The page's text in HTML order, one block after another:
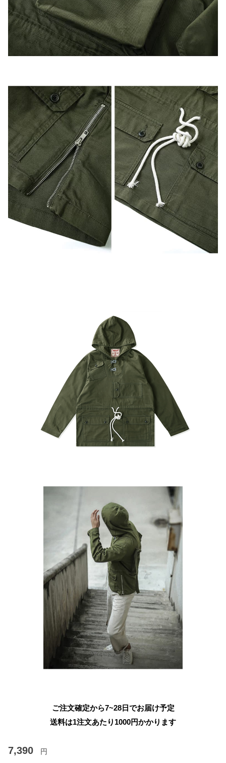
ご注文確定から7~28日でお届け予定
送料は1注文あたり 1000円かかります
7,390 円